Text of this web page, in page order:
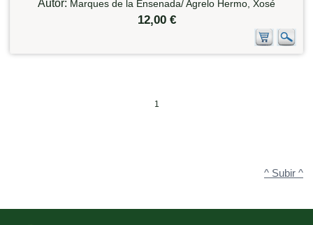
Autor: Marques de la Ensenada/ Agrelo Hermo, Xosé
12,00 €
1
^ Subir ^